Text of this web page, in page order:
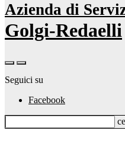
Azienda di
Golgi-Redaelli
Seguici su
Facebook